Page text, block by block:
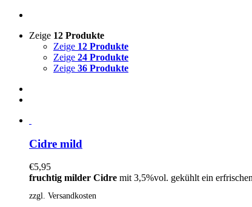
Zeige 12 Produkte
Zeige 12 Produkte
Zeige 24 Produkte
Zeige 36 Produkte
Cidre mild
€5,95
fruchtig milder Cidre mit 3,5%vol. gekühlt ein
zzgl. Versandkosten